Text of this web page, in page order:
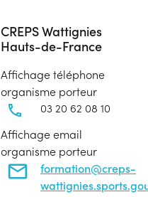
CREPS Wattignies
Hauts-de-France
Affichage téléphone
organisme porteur
03 20 62 08 10
Affichage email
organisme porteur
formation@creps-